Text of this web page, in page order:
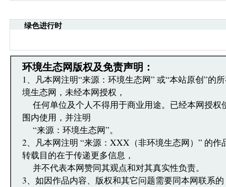
引起的法律责任。
·环境生态网文章跟帖管理员有权保留或删除其管辖
·发表本评论即表明您已经阅读并接受上述条款，如
文章跟帖管理员反映。
绿色进行时
环境生态网版权及免责声明：
1、凡本网注明“来源：环境生态网” 或“本站原创”的
境生态网，未经本网授权，
任何单位及个人不得用于商业用途。已经本网授权
围内使用，并注明
“来源：环境生态网”。
2、凡本网注明 “来源：XXX（非环境生态网）” 的作
转载目的在于传递更多信息，
并不代表本网赞同其观点和对其真实性负责。
3、如因作品内容、版权和其它问题需要同本网联系